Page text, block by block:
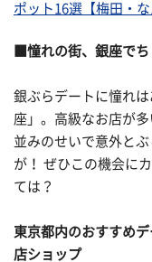
ポット16選【梅田・な
■憧れの街、銀座で
銀ぶらデートに憧れ
座」。高級なお店が
並みのせいで意外と
が！ ぜひこの機会に
ては？
東京都内のおすすめ
店ショップ